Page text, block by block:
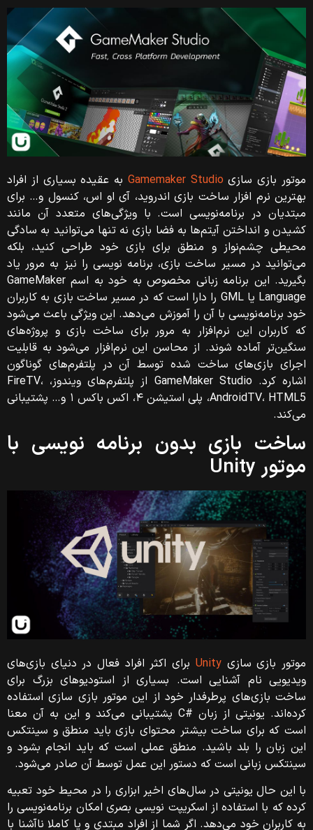
موتور بازی سازی Gamemaker Studioبه عقیده بسیاری از افراد
بهترین نرم افزار ساخت بازی اندروید، آی او اس، کنسول و… برای
مبتدیان در برنامه‌نویسی است. با ویژگی‌های متعدد آن مانند
کشیدن و انداختن آیتم‌ها به فضا بازی نه تنها می‌توانید به سادگی
محیطی چشم‌نواز و منطق برای بازی خود طراحی کنید، بلکه
می‌توانید در مسیر ساخت بازی، برنامه نویسی را نیز به مرور یاد
بگیرید. این برنامه زبانی مخصوص به خود به اسم GameMaker
Language یا GML را دارا است که در مسیر ساخت بازی به کاربران
خود برنامه‌‌نویسی با آن را آموزش می‌دهد. این ویژگی باعث می‌شود
که کاربران این نرم‌افزار به مرور برای ساخت بازی و پروژه‌های
سنگین‌تر آماده شوند. از محاسن این نرم‌افزار می‌شود به قابلیت
اجرای بازی‌های ساخت شده‌ توسط آن در پلتفرم‌های گوناگون
اشاره کرد. GameMaker Studio از پلتفرم‌های ویندوز، FireTV،
AndroidTV، HTML5، پلی استیشن ۴، اکس باکس ۱ و… پشتیبانی
می‌کند.
ساخت بازی بدون برنامه نویسی با
موتور Unity
موتور بازی سازی Unityبرای اکثر افراد فعال در دنیای بازی‌های
ویدیویی نام آشنایی است. بسیاری از استودیوهای بزرگ برای
ساخت بازی‌های پرطرفدار خود از این موتور بازی سازی استفاده
کرده‌اند. یونیتی از زبان #C پشتیبانی می‌کند و این به آن معنا
است که برای ساخت بیشتر محتوای بازی باید منطق و سینتکس
این زبان را بلد باشید. منطق عملی است که باید انجام بشود و
سینتکس زبانی است که دستور این عمل توسط آن صادر می‌شود.
با این حال یونیتی در سال‌های اخیر ابزاری را در محیط خود تعبیه
کرده که با استفاده از اسکریپت‌ نویسی بصری امکان برنامه‌نویسی را
به کاربران خود می‌دهد. اگر شما از افراد مبتدی و یا کاملا ناآشنا با